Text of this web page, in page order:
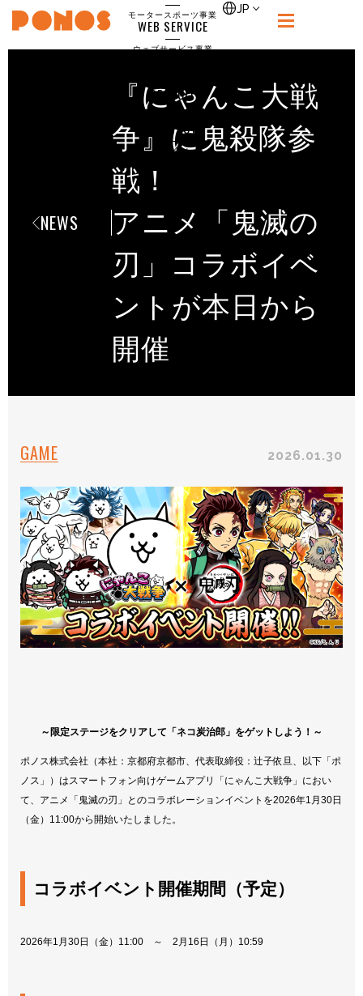
PONOS
モータースポーツ事業
WEB SERVICE
ウェブサービス事業
RECRUIT
CONTACT
お問合せ
JP
NEWS
『にゃんこ大戦
争』に鬼殺隊参
戦！
アニメ「鬼滅の
刃」コラボイベ
ントが本日から
開催
GAME 2026.01.30
～限定ステージをクリアして「ネコ炭治郎」をゲットしよう！～
ポノス株式会社（本社：京都府京都市、代表取締役：辻子依旦、以下「ポ
ノス」）はスマートフォン向けゲームアプリ「にゃんこ大戦争」におい
て、アニメ「鬼滅の刃」とのコラボレーションイベントを2026年1月30日
（金）11:00から開始いたしました。
コラボイベント開催期間（予定）
2026年1月30日（金）11:00 ～ 2月16日（月）10:59